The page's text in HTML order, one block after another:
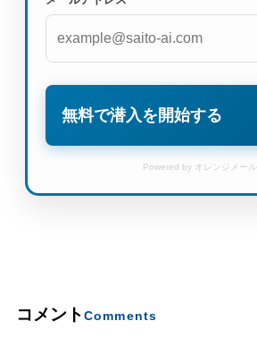
無料で潜入を開始する
Powered by オレンジメール
コメントComments